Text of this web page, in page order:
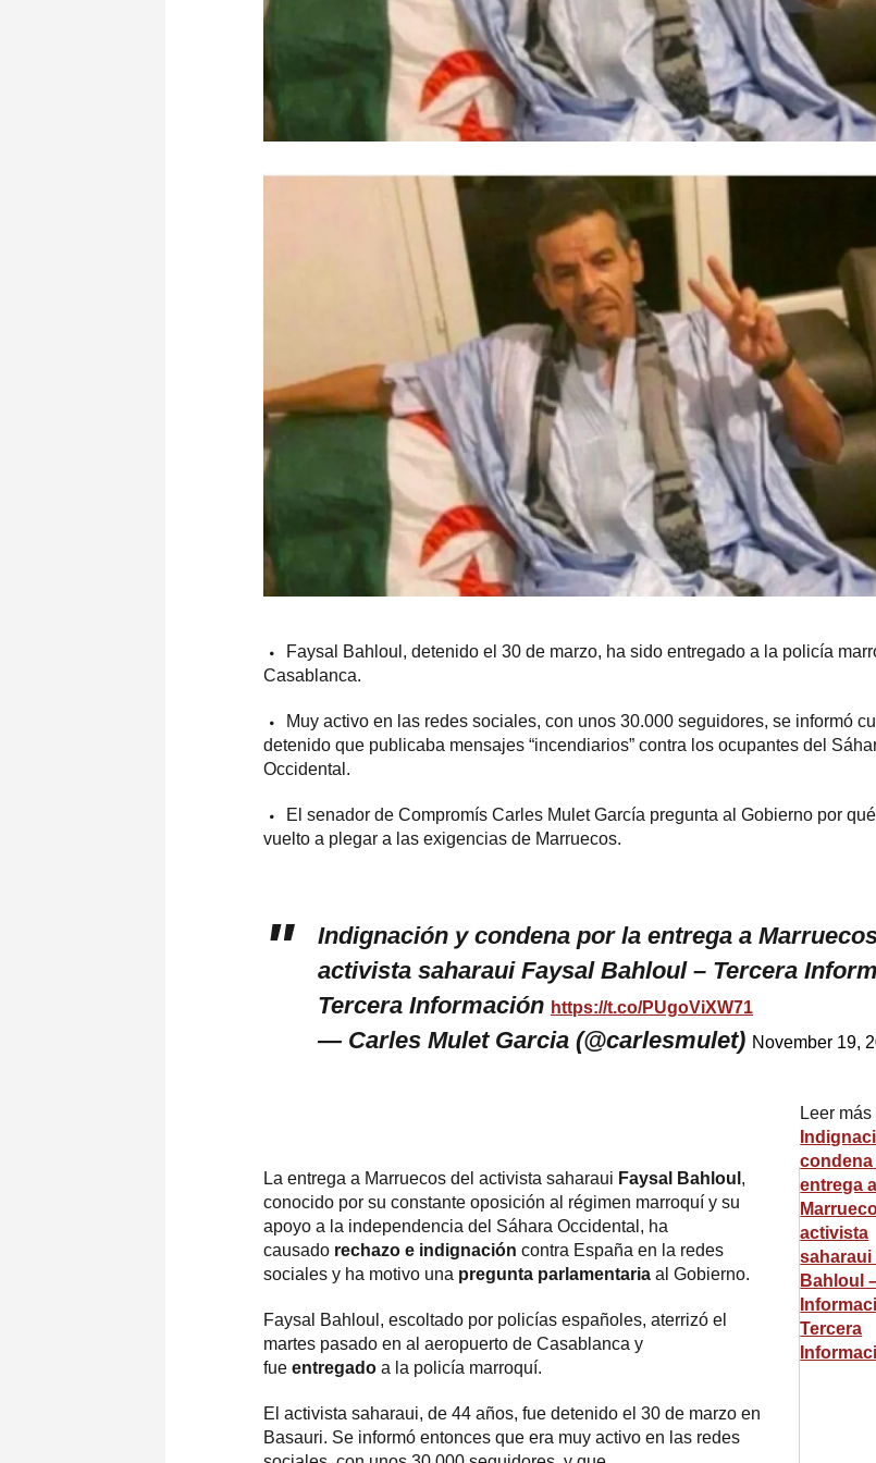
Faysal Bahloul, detenido el 30 de marzo, ha sido entregado a la policía
Casablanca.
Muy activo en las redes sociales, con unos 30.000 seguidores, se informó
detenido que publicaba mensajes “incendiarios” contra los ocupantes del
Occidental.
El senador de Compromís Carles Mulet García pregunta al Gobierno por
vuelto a plegar a las exigencias de Marruecos.
Indignación y condena por la entrega a
activista saharaui Faysal Bahloul – Tercera
Tercera Información https://t.co/PUgoViXW71
— Carles Mulet Garcia (@carlesmulet) November 19,
La entrega a Marruecos del activista saharaui Faysal Bahloul ,
conocido por su constante oposición al régimen marroquí y su
apoyo a la independencia del Sáhara Occidental, ha
causado rechazo e indignación contra España en la redes
sociales y ha motivo una pregunta parlamentaria al Gobierno.
Faysal Bahloul, escoltado por policías españoles, aterrizó el
martes pasado en al aeropuerto de Casablanca y
fue entregado a la policía marroquí.
El activista saharaui, de 44 años, fue detenido el 30 de marzo en
Basauri. Se informó entonces que era muy activo en las redes
Leer más
condena
entrega a
activista
saharaui
Bahloul
Tercera